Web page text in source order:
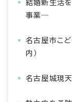
結婚新生活
事業―
名古屋市こ
内）
名古屋城現